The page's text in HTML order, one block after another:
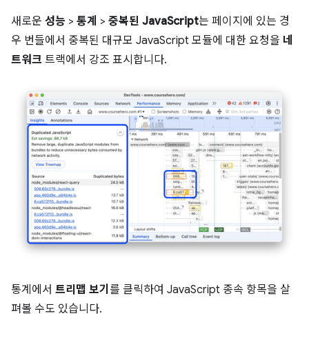
새로운 성능 > 통계 > 중복된 JavaScript는 페이지에 있는 경
우 번들에서 중복된 대규모 JavaScript 모듈에 대한 요청을 네
트워크 트랙에서 강조 표시합니다.
통계에서 트리맵 보기 를 클릭하여 JavaScript 종속 항목을 살
펴볼 수도 있습니다.